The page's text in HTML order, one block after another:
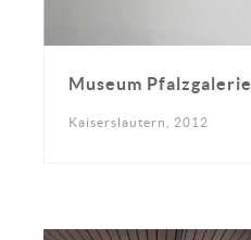
Museum Pfalzgalerie
Kaiserslautern, 2012